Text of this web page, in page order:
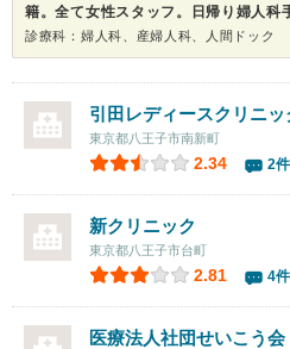
籍。全て女性スタッフ。日帰り婦人科
診療科：婦人科、産婦人科、人間ドック
引田レディースクリニッ
東京都八王子市南新町
2.34 2件
新クリニック
東京都八王子市台町
2.81 4件
医療法人社団せいこう